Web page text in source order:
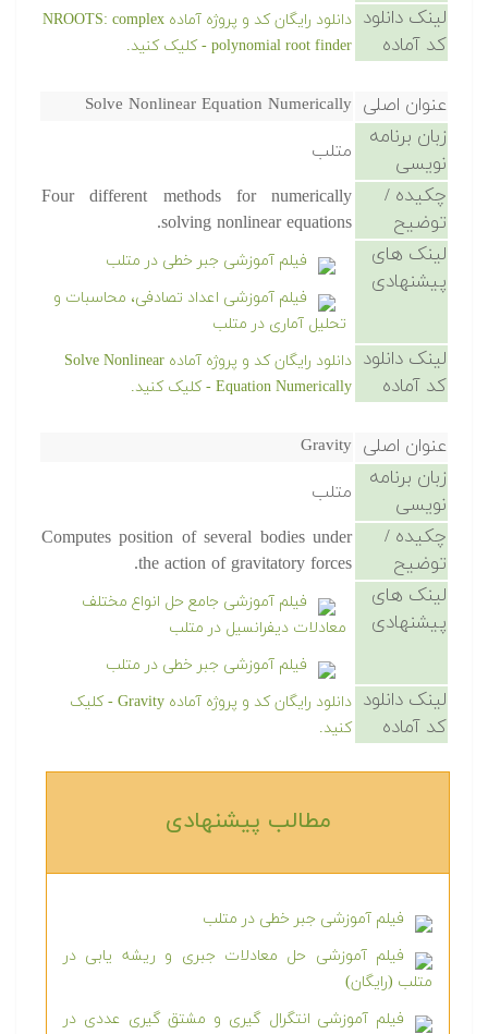
لینک دانلود
کد آماده
دانلود رایگان کد و پروژه آماده NROOTS: complex
polynomial root finder - کلیک کنید.
عنوان اصلی Solve Nonlinear Equation Numerically
زبان برنامه
نویسی
متلب
چکیده /
توضیح
Four different methods for numerically
solving nonlinear equations.
لینک های
پیشنهادی
فیلم آموزشی جبر خطی در متلب
فیلم آموزشی اعداد تصادفی، محاسبات و
تحلیل آماری در متلب
لینک دانلود
کد آماده
دانلود رایگان کد و پروژه آماده Solve Nonlinear
Equation Numerically - کلیک کنید.
عنوان اصلی Gravity
زبان برنامه
نویسی
متلب
چکیده /
توضیح
Computes position of several bodies under
the action of gravitatory forces.
لینک های
پیشنهادی
فیلم آموزشی جامع حل انواع مختلف
معادلات دیفرانسیل در متلب
فیلم آموزشی جبر خطی در متلب
لینک دانلود
کد آماده
دانلود رایگان کد و پروژه آماده Gravity - کلیک
کنید.
مطالب پیشنهادی‎
فیلم آموزشی جبر خطی در متلب
فیلم آموزشی حل معادلات جبری و ریشه یابی در
متلب (رایگان)
فیلم آموزشی انتگرال گیری و مشتق گیری عددی در